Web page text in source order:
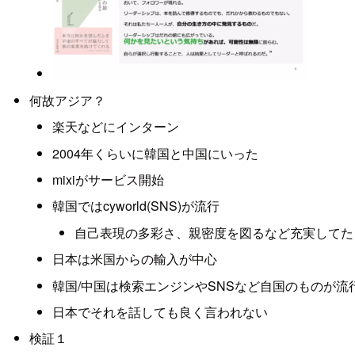
何故アジア？
楽天などにインターン
2004年くらいに韓国と中国にいった
mixiがサービス開始
韓国ではcyworld(SNS)が流行
自己表現の多彩さ、親密度を図るなど充実してた
日本は米国からの輸入が中心
韓国/中国は検索エンジンやSNSなど自国のものが流
日本でそれを話しても良く言われない
検証１